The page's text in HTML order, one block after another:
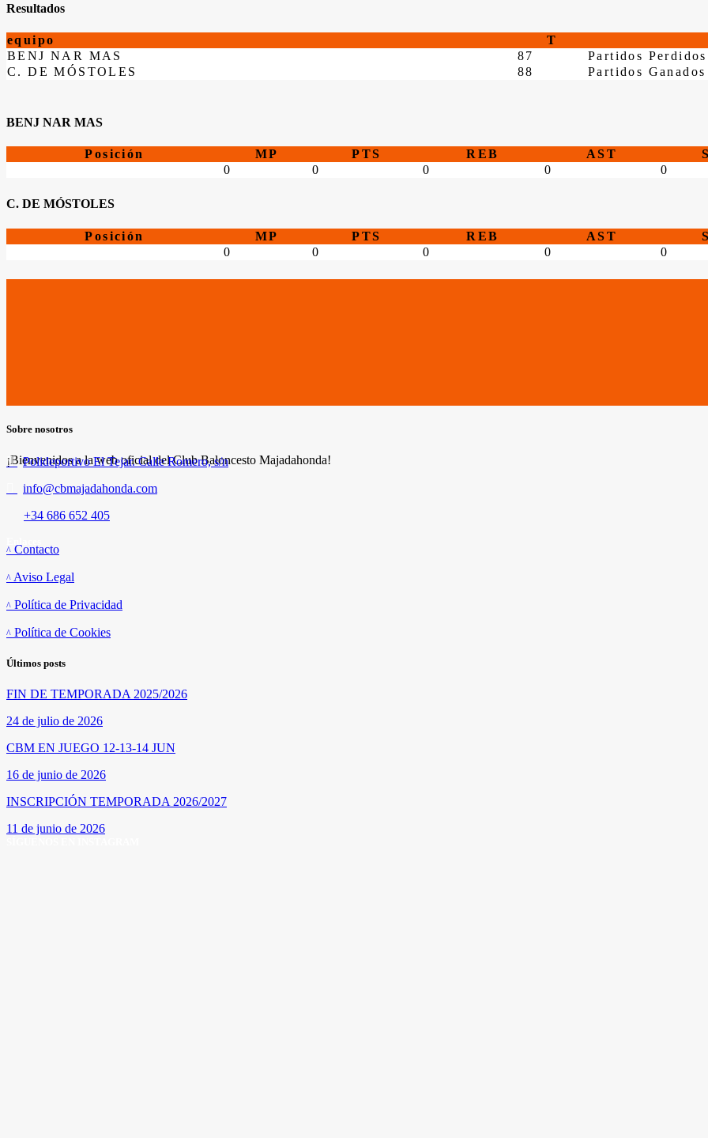
Resultados
equipo T
BENJ NAR MAS
87
Partidos Perdidos
C. DE MÓSTOLES
88 Partidos Ganados
BENJ NAR MAS
Posición MP PTS REB AST
0
0 0 0 0
C. DE MÓSTOLES
Posición MP PTS REB AST
0
0 0 0 0
Sobre nosotros
¡Bienvenidos a la web oficial del Club Baloncesto Majadahonda!
Polideportivo El Tejar. Calle Romero, s/n
info@cbmajadahonda.com
+34 686 652 405
Contacto
Aviso Legal
Política de Privacidad
Política de Cookies
Últimos posts
FIN DE TEMPORADA 2025/2026
24 de julio de 2026
CBM EN JUEGO 12-13-14 JUN
16 de junio de 2026
INSCRIPCIÓN TEMPORADA 2026/2027
11 de junio de 2026